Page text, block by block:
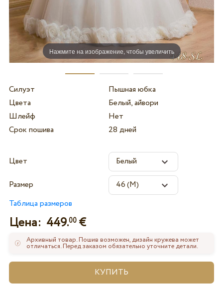
Нажмите на изображение, чтобы увеличить
Силуэт
Пышная юбка
Цвета
Белый, айвори
Шлейф
Нет
Срок пошива
28 дней
Цвет
Размер
Таблица размеров
Цена: 449.00€
Архивный товар. Пошив возможен, дизайн кружева может
отличаться. Перед заказом обязательно уточните детали.